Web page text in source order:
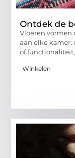
Ontdek de
Vloeren vormen
aan elke kamer.
of
Winkelen